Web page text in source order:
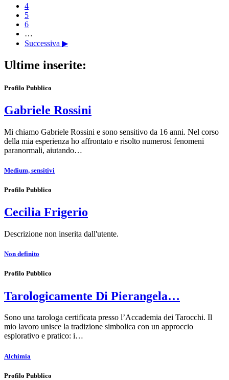
4
5
6
…
Successiva ▶
Ultime inserite:
Profilo Pubblico
Gabriele Rossini
Mi chiamo Gabriele Rossini e sono sensitivo da 16 anni. Nel corso
della mia esperienza ho affrontato e risolto numerosi fenomeni
paranormali, aiutando…
Medium, sensitivi
Profilo Pubblico
Cecilia Frigerio
Descrizione non inserita dall'utente.
Non definito
Profilo Pubblico
Tarologicamente Di Pierangela…
Sono una tarologa certificata presso l’Accademia dei Tarocchi. Il
mio lavoro unisce la tradizione simbolica con un approccio
esplorativo e pratico: i…
Alchimia
Profilo Pubblico